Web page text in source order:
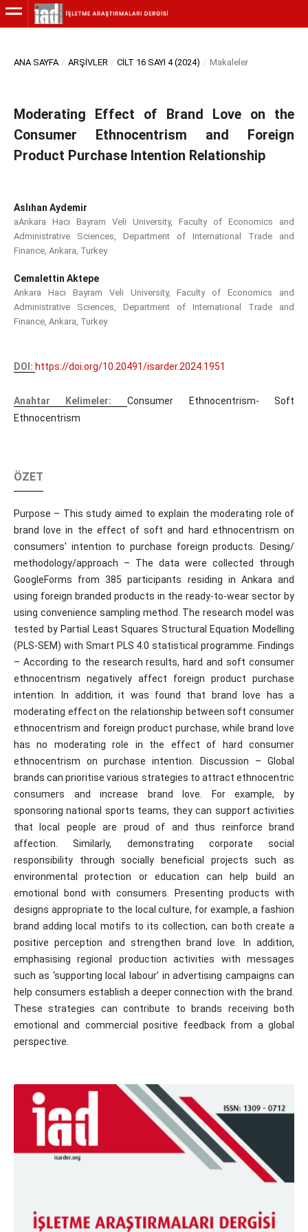
ANA SAYFA / ARŞIVLER / CILT 16 SAYI 4 (2024) / Makaleler
Moderating Effect of Brand Love on the
Consumer Ethnocentrism and Foreign
Product Purchase Intention Relationship
Aslıhan Aydemir
aAnkara Hacı Bayram Veli University, Faculty of Economics and
Administrative Sciences, Department of International Trade and
Finance, Ankara, Turkey
Cemalettin Aktepe
Ankara Hacı Bayram Veli University, Faculty of Economics and
Administrative Sciences, Department of International Trade and
Finance, Ankara, Turkey
DOI: https://doi.org/10.20491/isarder.2024.1951
Anahtar Kelimeler: Consumer Ethnocentrism- Soft
Ethnocentrism
ÖZET
Purpose – This study aimed to explain the moderating role of
brand love in the effect of soft and hard ethnocentrism on
consumers' intention to purchase foreign products. Desing/
methodology/approach – The data were collected through
GoogleForms from 385 participants residing in Ankara and
using foreign branded products in the ready-to-wear sector by
using convenience sampling method. The research model was
tested by Partial Least Squares Structural Equation Modelling
(PLS-SEM) with Smart PLS 4.0 statistical programme. Findings
– According to the research results, hard and soft consumer
ethnocentrism negatively affect foreign product purchase
intention. In addition, it was found that brand love has a
moderating effect on the relationship between soft consumer
ethnocentrism and foreign product purchase, while brand love
has no moderating role in the effect of hard consumer
ethnocentrism on purchase intention. Discussion – Global
brands can prioritise various strategies to attract ethnocentric
consumers and increase brand love. For example, by
sponsoring national sports teams, they can support activities
that local people are proud of and thus reinforce brand
affection. Similarly, demonstrating corporate social
responsibility through socially beneficial projects such as
environmental protection or education can help build an
emotional bond with consumers. Presenting products with
designs appropriate to the local culture, for example, a fashion
brand adding local motifs to its collection, can both create a
positive perception and strengthen brand love. In addition,
emphasising regional production activities with messages
such as ‘supporting local labour’ in advertising campaigns can
help consumers establish a deeper connection with the brand.
These strategies can contribute to brands receiving both
emotional and commercial positive feedback from a global
perspective.